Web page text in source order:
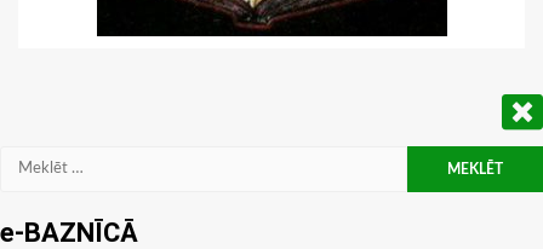
Meklēt:
e-BAZNĪCĀ